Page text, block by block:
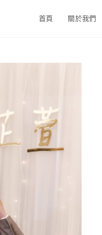
首頁 關於我們